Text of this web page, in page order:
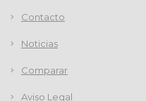
Contacto
Noticias
Comparar
Aviso Legal